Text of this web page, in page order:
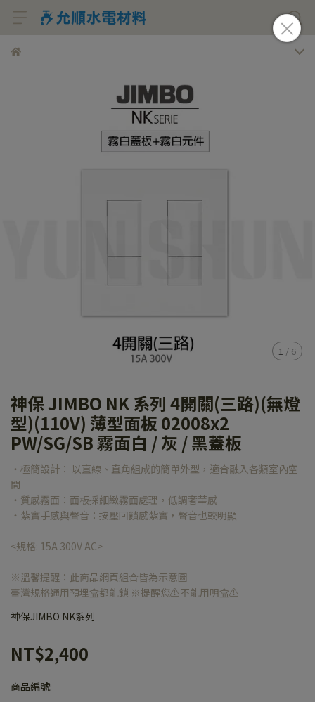
1 / 6
神保 JIMBO NK 系列 4開關(三路)(無燈
型)(110V) 薄型面板 02008x2
PW/SG/SB 霧面白 / 灰 / 黑蓋板
‧極簡設計： 以直線、直角組成的簡單外型，適合融入各類室內空
間
‧質感霧面：面板採細緻霧面處理，低調奢華感
‧紮實手感與聲音：按壓回饋感紮實，聲音也較明顯
<規格: 15A 300V AC>
※溫馨提醒：此商品網頁組合皆為示意圖
臺灣規格通用預埋盒都能鎖 ※提醒您⚠️不能用明盒⚠️
神保JIMBO NK系列
NT$2,400
商品編號: